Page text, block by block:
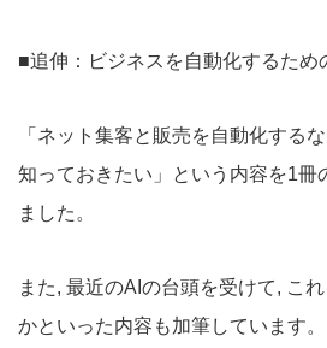
■追伸：ビジネスを自動化するため
「ネット集客と販売を自動化する
知っておきたい」という内容を1冊
ました。
また, 最近のAIの台頭を受けて, こ
かといった内容も加筆しています。